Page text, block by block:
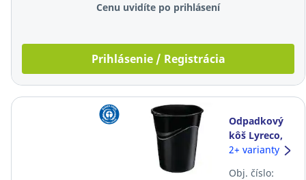
Cenu uvidíte po prihlásení
Prihlásenie / Registrácia
Odpadkový
kôš Lyreco,
14 l, čierny
2+ varianty
Obj. číslo: